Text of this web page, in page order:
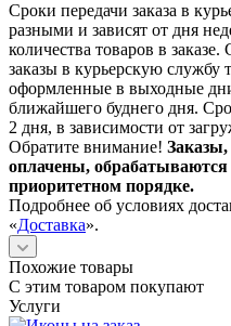
Сроки передачи заказа в
разными и зависят от дня
количества товаров в
заказы в курьерскую службу
оформленные в выходные
ближайшего буднего дня.
2 дня, в зависимости от
Обратите внимание!
оплачены,
приоритетном порядке.
Подробнее об условиях
«Доставка».
Похожие товары
С этим товаром покупают
Услуги